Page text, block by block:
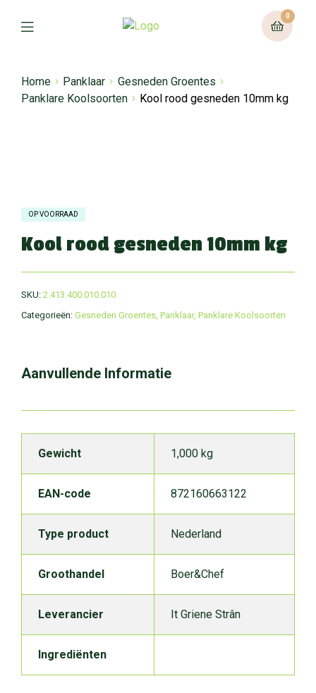
0
Home Panklaar
Gesneden Groentes
Panklare Koolsoorten
Kool rood gesneden 10mm kg
OP VOORRAAD
Kool rood gesneden 10mm kg
SKU: 2.413.400.010.010
Categorieën: Gesneden Groentes Panklaar, Panklare Koolsoorten
Aanvullende Informatie
Gewicht 1,000 kg
EAN-code 872160663122
Type product Nederland
Groothandel Boer&Chef
Leverancier It Griene Strân
Ingrediënten